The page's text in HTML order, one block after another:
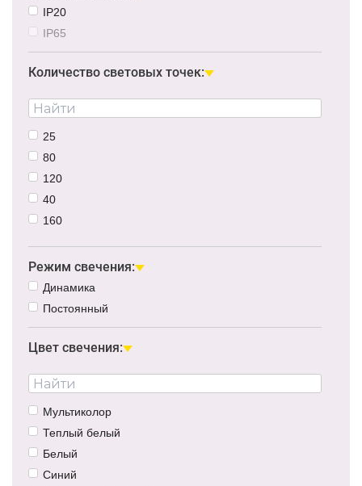
IP20
IP65
Количество световых точек:
25
80
120
40
160
Режим свечения:
Динамика
Постоянный
Цвет свечения:
Мультиколор
Теплый белый
Белый
Синий